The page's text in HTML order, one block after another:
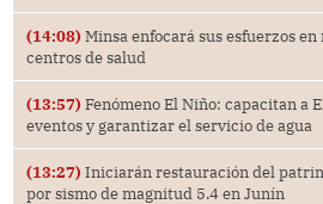
(14:08) Minsa enfocará sus esfuerzos
centros de salud
(13:57) Fenómeno El Niño: capacitan a
eventos y garantizar el servicio de agua
(13:27) Iniciarán restauración del
por sismo de magnitud 5.4 en Junín